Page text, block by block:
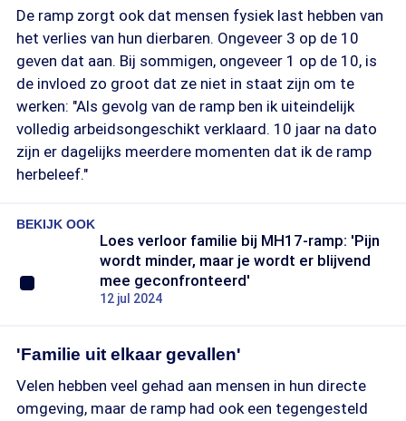
De ramp zorgt ook dat mensen fysiek last hebben van
het verlies van hun dierbaren. Ongeveer 3 op de 10
geven dat aan. Bij sommigen, ongeveer 1 op de 10, is
de invloed zo groot dat ze niet in staat zijn om te
werken: "Als gevolg van de ramp ben ik uiteindelijk
volledig arbeidsongeschikt verklaard. 10 jaar na dato
zijn er dagelijks meerdere momenten dat ik de ramp
herbeleef."
BEKIJK OOK
Loes verloor familie bij MH17-ramp: 'Pijn
wordt minder, maar je wordt er blijvend
mee geconfronteerd'
12 jul 2024
'Familie uit elkaar gevallen'
Velen hebben veel gehad aan mensen in hun directe
omgeving, maar de ramp had ook een tegengesteld